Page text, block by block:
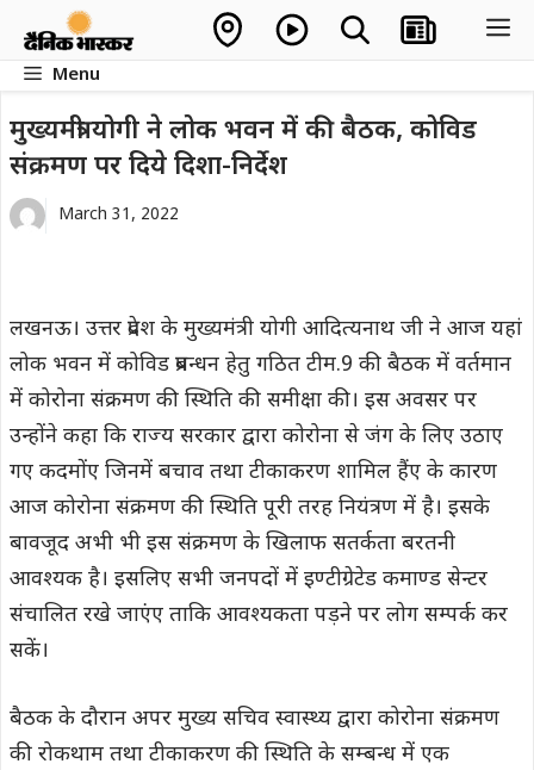
contentMenu
मुख्यमंत्री योगी ने लोक भवन में की बैठक, कोविड
संक्रमण पर दिये दिशा-निर्देश
March 31, 2022
लखनऊ। उत्तर प्रदेश के मुख्यमंत्री योगी आदित्यनाथ जी ने आज यहां
लोक भवन में कोविड प्रबन्धन हेतु गठित टीम.9 की बैठक में वर्तमान
में कोरोना संक्रमण की स्थिति की समीक्षा की। इस अवसर पर
उन्होंने कहा कि राज्य सरकार द्वारा कोरोना से जंग के लिए उठाए
गए कदमोंए जिनमें बचाव तथा टीकाकरण शामिल हैंए के कारण
आज कोरोना संक्रमण की स्थिति पूरी तरह नियंत्रण में है। इसके
बावजूद अभी भी इस संक्रमण के खिलाफ सतर्कता बरतनी
आवश्यक है। इसलिए सभी जनपदों में इण्टीग्रेटेड कमाण्ड सेन्टर
संचालित रखे जाएंए ताकि आवश्यकता पड़ने पर लोग सम्पर्क कर
सकें।
बैठक के दौरान अपर मुख्य सचिव स्वास्थ्य द्वारा कोरोना संक्रमण
की रोकथाम तथा टीकाकरण की स्थिति के सम्बन्ध में एक